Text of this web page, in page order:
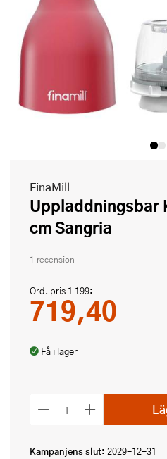
FinaMill
Uppladdningsbar Kvarn 22,7
cm Sangria
1 recension
Ord. pris 1 199:-
719,40
Få i lager
Kampanjens slut: 2029-12-31